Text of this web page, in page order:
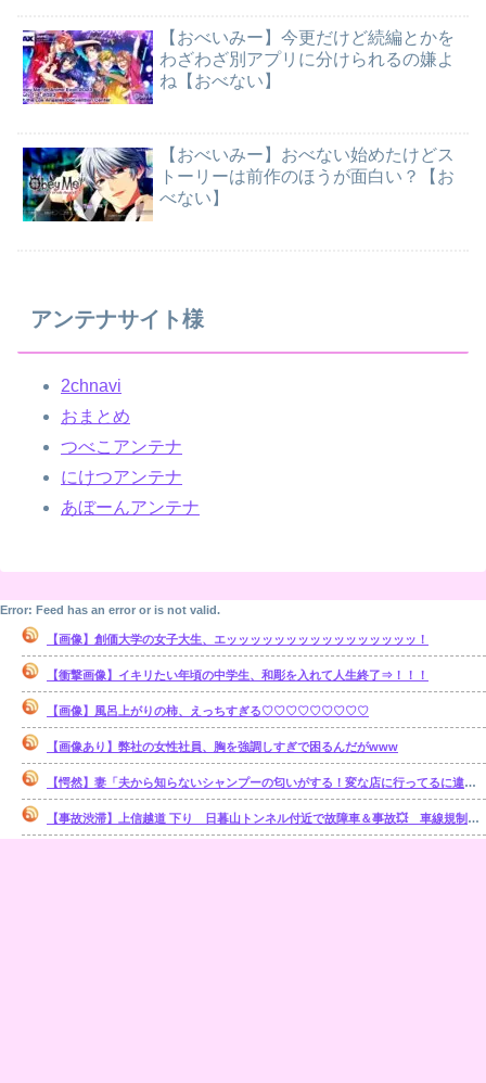
【おべいみー】今更だけど続編とかを
わざわざ別アプリに分けられるの嫌よ
ね【おべない】
【おべいみー】おべない始めたけどス
トーリーは前作のほうが面白い？【お
べない】
アンテナサイト様
2chnavi
おまとめ
つべこアンテナ
にけつアンテナ
あぼーんアンテナ
Error: Feed has an error or is not valid.
【画像】創価大学の女子大生、エッッッッッッッッッッッッッッッッ！
【衝撃画像】イキリたい年頃の中学生、和彫を入れて人生終了⇒！！！
【画像】風呂上がりの柿、えっちすぎる♡♡♡♡♡♡♡♡♡
【画像あり】弊社の女性社員、胸を強調しすぎで困るんだがwww
【愕然】妻「夫から知らないシャンプーの匂いがする！変な店に行ってるに違いない！！！」探偵「調べたところ･･･」⇒結果ｗｗ
【事故渋滞】上信越道 下り 日暮山トンネル付近で故障車＆事故💥 車線規制 松井田妙義IC〜佐久平IC 渋滞距離 10.0km 通過時間 50 分